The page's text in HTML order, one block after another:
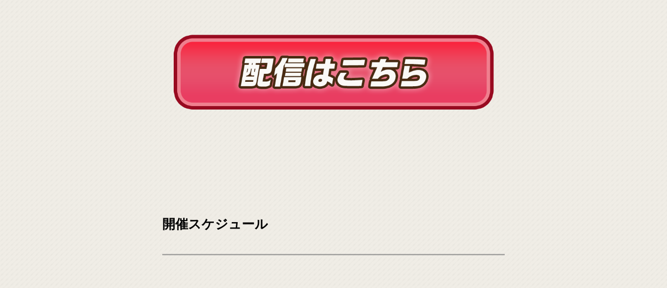
開催スケジュール